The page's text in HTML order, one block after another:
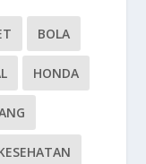
BOLA
HONDA